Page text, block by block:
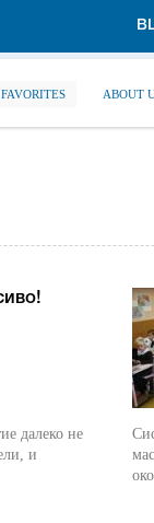
ABOUT
далеко не
и